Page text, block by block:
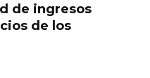
de ingresos
de los